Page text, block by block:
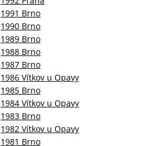
1991 Brno
1990 Brno
1989 Brno
1988 Brno
1987 Brno
1986 Vítkov u Opavy
1985 Brno
1984 Vítkov u Opavy
1983 Brno
1982 Vítkov u Opavy
1981 Brno